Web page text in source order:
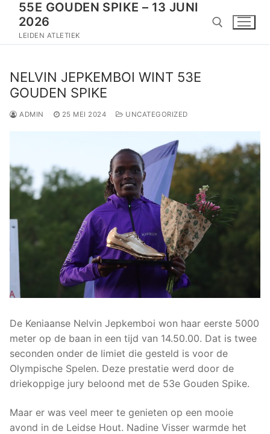
Doorgaan
inhoud
55E GOUDEN SPIKE – 13 JUNI
2026
LEIDEN ATLETIEK
Zoeken naar:
NELVIN JEPKEMBOI WINT 53E
GOUDEN SPIKE
ADMIN 25 MEI 2024 UNCATEGORIZED
De Keniaanse Nelvin Jepkemboi won haar eerste 5000
meter op de baan in een tijd van 14.50.00. Dat is twee
seconden onder de limiet die gesteld is voor de
Olympische Spelen. Deze prestatie werd door de
driekoppige jury beloond met de 53e Gouden Spike.
Maar er was veel meer te genieten op een mooie
avond in de Leidse Hout. Nadine Visser warmde het